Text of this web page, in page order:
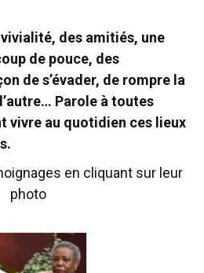
des amitiés, une
de pouce, des
de s’évader, de rompre la
Parole à toutes
vivre au quotidien ces lieux
en cliquant sur leur
photo